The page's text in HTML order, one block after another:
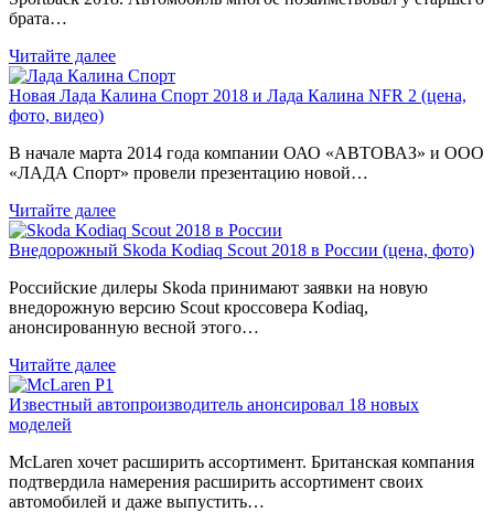
брата…
Читайте далее
Новая Лада Калина Спорт 2018 и Лада Калина NFR 2 (цена,
фото, видео)
В начале марта 2014 года компании ОАО «АВТОВАЗ» и ООО
«ЛАДА Спорт» провели презентацию новой…
Читайте далее
Внедорожный Skoda Kodiaq Scout 2018 в России (цена, фото)
Российские дилеры Skoda принимают заявки на новую
внедорожную версию Scout кроссовера Kodiaq,
анонсированную весной этого…
Читайте далее
Известный автопроизводитель анонсировал 18 новых
моделей
McLaren хочет расширить ассортимент. Британская компания
подтвердила намерения расширить ассортимент своих
автомобилей и даже выпустить…